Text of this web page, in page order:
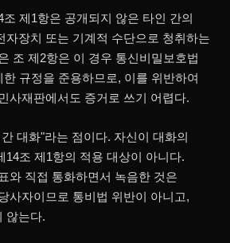
제1항은 공개되지 않은 타인 간의
자장치 또는 기계적 수단으로 청취하는
조 제2항은 이 경우 통신비밀보호법
규정을 준용하므로, 이를 위반하여
사재판에서도 증거로 쓰기 어렵다.
대화"라는 점이다. 자신이 대화의
14조 제1항의 적용 대상이 아니다.
와 직접 통화하면서 녹음한 것은
사자이므로 통비법 위반이 아니고,
않는다.